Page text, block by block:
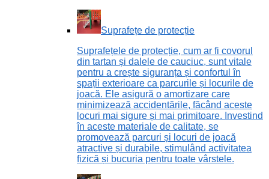
Suprafețe de protecție
Suprafețele de protecție, cum ar fi covorul
din tartan și dalele de cauciuc, sunt vitale
pentru a crește siguranța și confortul în
spații exterioare ca parcurile și locurile de
joacă. Ele asigură o amortizare care
minimizează accidentările, făcând aceste
locuri mai sigure și mai primitoare. Investind
în aceste materiale de calitate, se
promovează parcuri și locuri de joacă
atractive și durabile, stimulând activitatea
fizică și bucuria pentru toate vârstele.